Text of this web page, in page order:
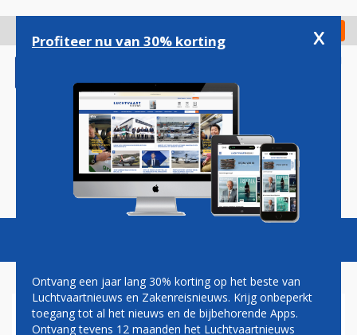
gaan
Check in
Magazine Podcasts Vacatures
OMAN AIR STOPT TIJDELIJK
Profiteer nu van 30% korting x
Ontvang een jaar lang 30% korting op het beste van
Luchtvaartnieuws en Zakenreisnieuws. Krijg onbeperkt
toegang tot al het nieuws en de bijbehorende Apps.
Ontvang tevens 12 maanden het Luchtvaartnieuws